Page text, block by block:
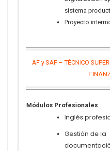
sistema
Proyecto
AF y SAF – TÉCNICO
Módulos Profesionales
Inglés
Gestión de la